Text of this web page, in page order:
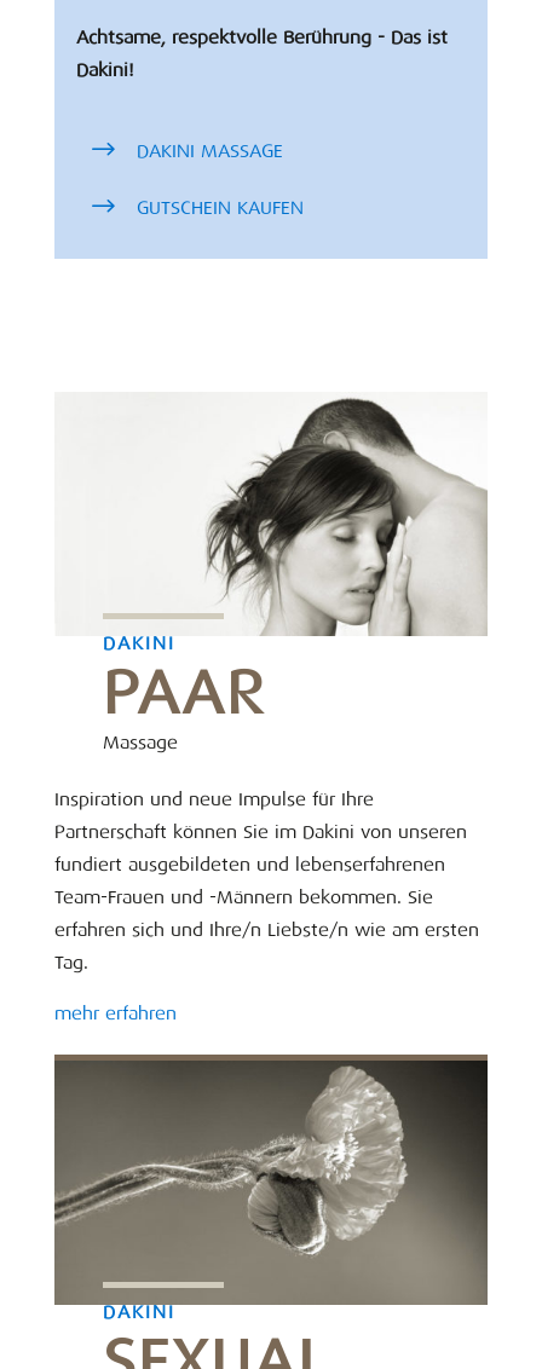
Achtsame, respektvolle Berührung - Das ist
Dakini!
DAKINI MASSAGE
GUTSCHEIN KAUFEN
DAKINI
PAAR
Massage
Inspiration und neue Impulse für Ihre
Partnerschaft können Sie im Dakini von unseren
fundiert ausgebildeten und lebenserfahrenen
Team-Frauen und -Männern bekommen. Sie
erfahren sich und Ihre/n Liebste/n wie am ersten
Tag.
mehr erfahren
DAKINI